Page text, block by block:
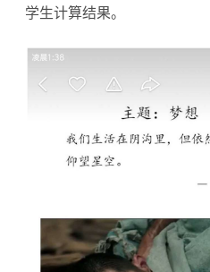
学生计算结果。